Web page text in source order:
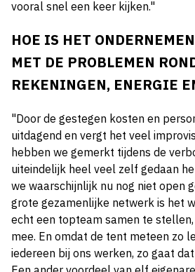
vooral snel een keer kijken."
HOE IS HET
MET DE PROBLEMEN
REKENINGEN, ENERGIE
"Door de gestegen kosten en
uitdagend en vergt het veel
hebben we gemerkt tijdens de
uiteindelijk heel veel zelf gedaan
we waarschijnlijk nu nog niet open
grote gezamenlijke netwerk is het
echt een topteam samen te
mee. En omdat de tent meteen zo
iedereen bij ons werken, zo gaat